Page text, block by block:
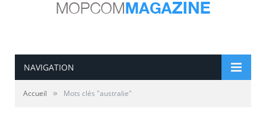
NAVIGATION
Accueil » Mots clés "australie"